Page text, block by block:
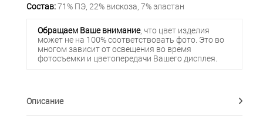
Состав:71% ПЭ, 22% вискоза, 7% эластан
Обращаем Ваше внимание, что цвет изделия
может не на 100% соответствовать фото. Это во
многом зависит от освещения во время
фотосъемки и цветопередачи Вашего дисплея.
Описание